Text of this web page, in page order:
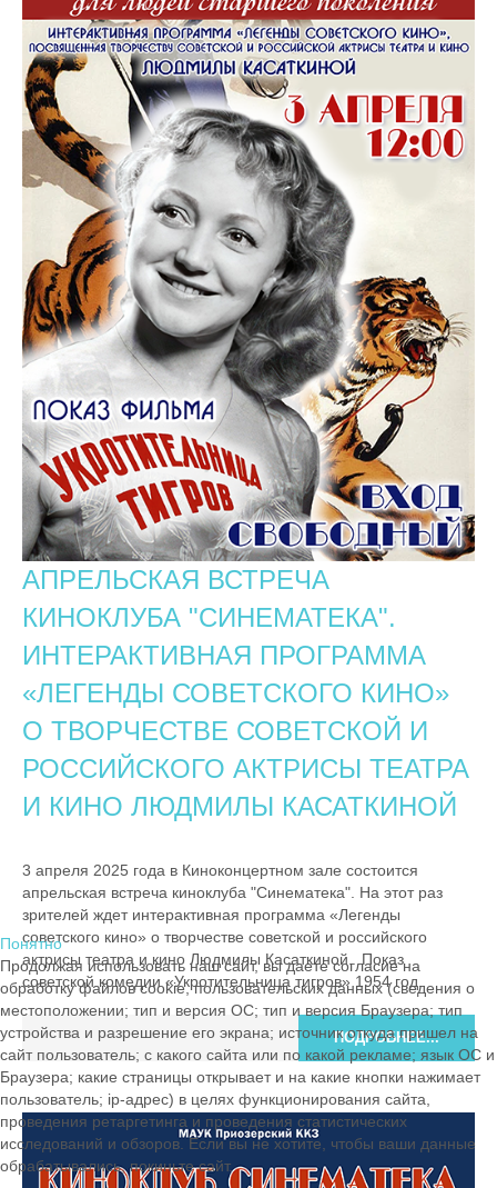
АПРЕЛЬСКАЯ ВСТРЕЧА
КИНОКЛУБА "СИНЕМАТЕКА".
ИНТЕРАКТИВНАЯ ПРОГРАММА
«ЛЕГЕНДЫ СОВЕТСКОГО КИНО»
О ТВОРЧЕСТВЕ СОВЕТСКОЙ И
РОССИЙСКОГО АКТРИСЫ ТЕАТРА
И КИНО ЛЮДМИЛЫ КАСАТКИНОЙ
3 апреля 2025 года в Киноконцертном зале состоится
апрельская встреча киноклуба "Синематека". На этот раз
зрителей ждет интерактивная программа «Легенды
советского кино» о творчестве советской и российского
актрисы театра и кино Людмилы Касаткиной. Показ
советской комедии «Укротительница тигров» 1954 год.
ПОДРОБНЕЕ...
Понятно
Продолжая использовать наш сайт, вы даете согласие на
обработку файлов cookie, пользовательских данных (сведения о
местоположении; тип и версия ОС; тип и версия Браузера; тип
устройства и разрешение его экрана; источник откуда пришел на
сайт пользователь; с какого сайта или по какой рекламе; язык ОС и
Браузера; какие страницы открывает и на какие кнопки нажимает
пользователь; ip-адрес) в целях функционирования сайта,
проведения ретаргетинга и проведения статистических
исследований и обзоров. Если вы не хотите, чтобы ваши данные
обрабатывались, покиньте сайт.